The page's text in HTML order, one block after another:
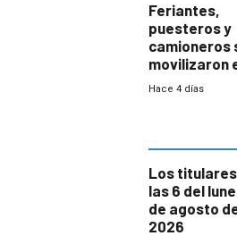
Feriantes,
puesteros y
camioneros
movilizaron
rechazo a
Hace 4 días
Los
las 6 del
de agosto
2026